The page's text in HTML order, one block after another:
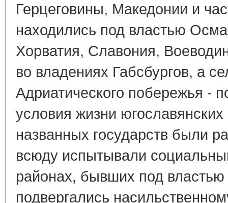
Герцеговины, Македонии и
находились под властью
Хорватия, Славония,
во владениях Габсбургов, а
Адриатического побережья -
условия жизни
названных государств были
всюду испытывали
районах, бывших под
подвергались